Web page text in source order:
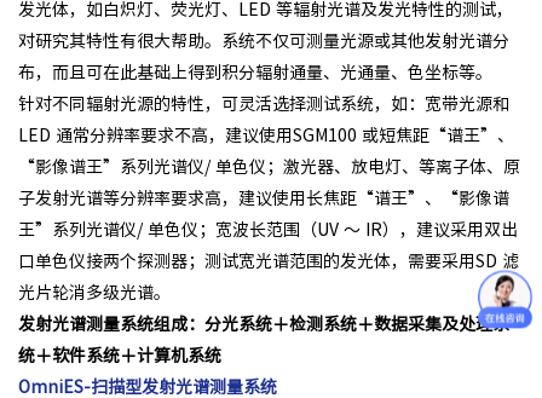
发光体，如白炽灯、荧光灯、LED 等辐射光谱及发光特性的测试，
对研究其特性有很大帮助。系统不仅可测量光源或其他发射光谱分
布，而且可在此基础上得到积分辐射通量、光通量、色坐标等。
针对不同辐射光源的特性，可灵活选择测试系统，如：宽带光源和
LED 通常分辨率要求不高，建议使用SGM100 或短焦距“谱王”、
“影像谱王”系列光谱仪/ 单色仪；激光器、放电灯、等离子体、原
子发射光谱等分辨率要求高，建议使用长焦距“谱王”、“影像谱
王”系列光谱仪/ 单色仪；宽波长范围（UV ～ IR），建议采用双出
口单色仪接两个探测器；测试宽光谱范围的发光体，需要采用SD 滤
光片轮消多级光谱。
发射光谱测量系统组成：分光系统＋检测系统＋数据采集及处理系
统＋软件系统＋计算机系统
OmniES-扫描型发射光谱测量系统